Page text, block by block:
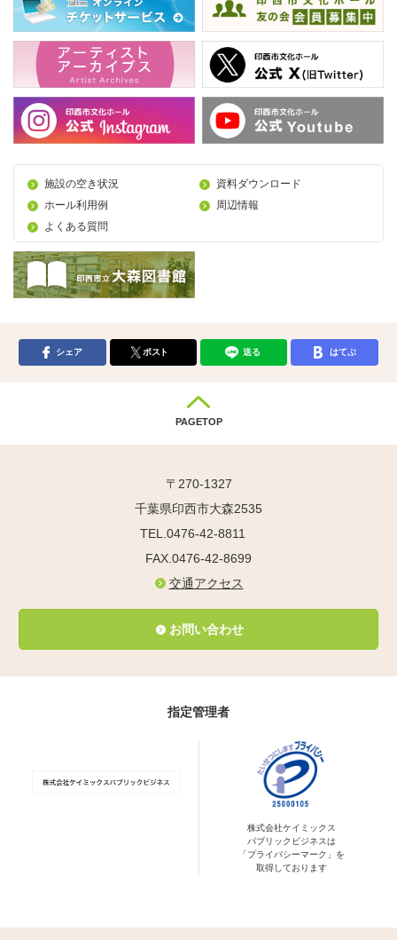
施設の空き状況
資料ダウンロード
ホール利用例
周辺情報
よくある質問
シェア ポスト 送る はてぶ
PAGETOP
〒270-1327
千葉県印西市大森2535
TEL.0476-42-8811
FAX.0476-42-8699
交通アクセス
お問い合わせ
指定管理者
株式会社ケイミックス
パブリックビジネスは
「プライバシーマーク」を
取得しております